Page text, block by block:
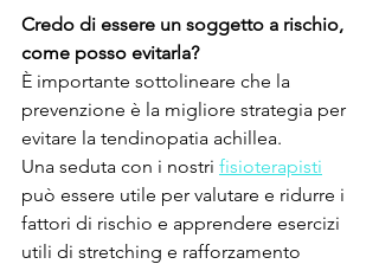
Credo di essere un soggetto a rischio,
come posso evitarla?
È importante sottolineare che la
prevenzione è la migliore strategia per
evitare la tendinopatia achillea.
Una seduta con i nostri fisioterapisti
può essere utile per valutare e ridurre i
fattori di rischio e apprendere esercizi
utili di stretching e rafforzamento